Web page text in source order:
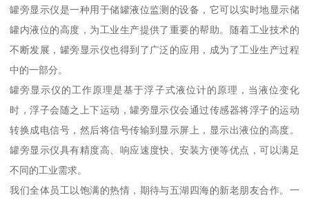
罐旁显示仪是一种用于储罐液位监测的设备，它可以实时地显示储
罐内液位的高度，为工业生产提供了重要的帮助。随着工业技术的
不断发展，罐旁显示仪也得到了广泛的应用，成为了工业生产过程
中的一部分。
罐旁显示仪的工作原理是基于浮子式液位计的原理，当液位变化
时，浮子会随之上下运动，罐旁显示仪会通过传感器将浮子的运动
转换成电信号，然后将信号传输到显示屏上，显示出液位的高度。
罐旁显示仪具有精度高、响应速度快、安装方便等优点，可以满足
不同的工业需求。
我们全体员工以饱满的热情，期待与五湖四海的新老朋友合作。一